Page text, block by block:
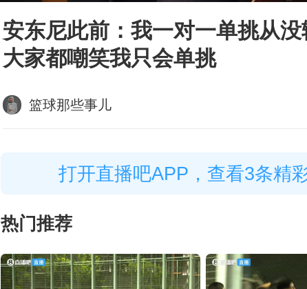
安东尼此前：我一对一单挑从没
大家都嘲笑我只会单挑
篮球那些事儿
打开直播吧APP，查看3条精
热门推荐